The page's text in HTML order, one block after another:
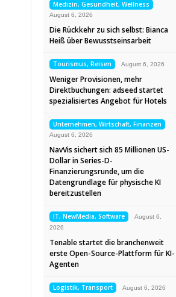
Medizin, Gesundheit, Wellness
August 6, 2026
Die Rückkehr zu sich selbst: Bianca
Heiß über Bewusstseinsarbeit
Tourismus, Reisen August 6, 2026
Weniger Provisionen, mehr
Direktbuchungen: adseed startet
spezialisiertes Angebot für Hotels
Unternehmen, Wirtschaft, Finanzen
August 6, 2026
NavVis sichert sich 85 Millionen US-
Dollar in Series-D-
Finanzierungsrunde, um die
Datengrundlage für physische KI
bereitzustellen
IT, NewMedia, Software
August 6,
2026
Tenable startet die branchenweit
erste Open-Source-Plattform für KI-
Agenten
Logistik, Transport August 6, 2026